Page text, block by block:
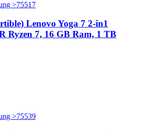
Lenovo Yoga 7 2-in1
Ryzen 7, 16 GB Ram, 1 TB